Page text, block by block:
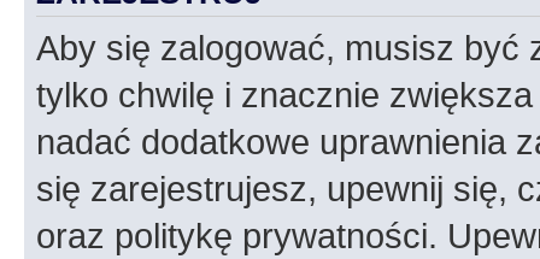
Aby się zalogować, musisz być
tylko chwilę i znacznie
nadać dodatkowe uprawnienia
się zarejestrujesz, upewnij się,
oraz politykę prywatności.